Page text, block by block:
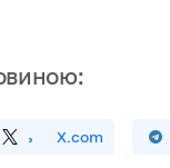
X.com
Поширити У